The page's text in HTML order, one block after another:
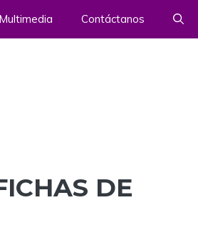
Multimedia Contáctanos
DE